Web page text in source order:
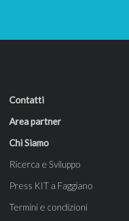
Contatti
Area partner
Chi Siamo
Ricerca e Sviluppo
Press KIT a Faggiano
Termini e condizioni